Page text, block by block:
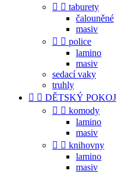
  taburety
čalouněné
masiv
  police
lamino
masiv
sedací vaky
truhly
  DĚTSKÝ POKOJ
  komody
lamino
masiv
  knihovny
lamino
masiv